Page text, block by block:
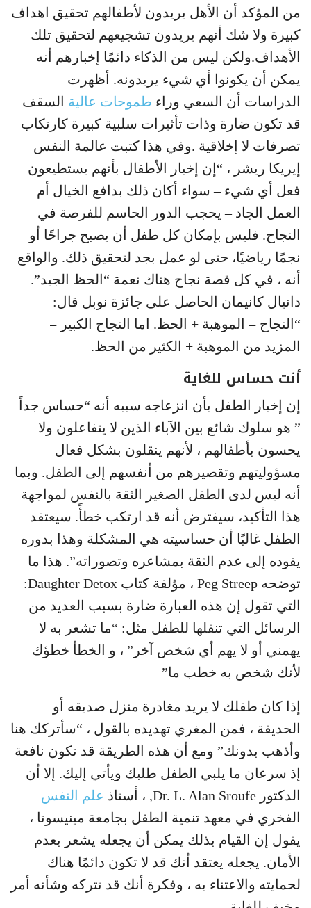
من المؤكد أن الأهل يريدون لأطفالهم تحقيق اهداف
كبيرة ولا شك أنهم يريدون تشجيعهم لتحقيق تلك
الأهداف.ولكن ليس من الذكاء دائمًا إخبارهم أنه
يمكن أن يكونوا أي شيء يريدونه. أظهرت
الدراسات أن السعي وراء طموحات عالية السقف
قد تكون ضارة وذات تأثيرات سلبية كبيرة كارتكاب
تصرفات لا إخلاقية .وفي هذا كتبت عالمة النفس
إيريكا ريشر ، “إن إخبار الأطفال بأنهم يستطيعون
فعل أي شيء – سواء أكان ذلك بدافع الخيال أم
العمل الجاد – يحجب الدور الحاسم للفرصة في
النجاح. فليس بإمكان كل طفل أن يصبح جراحًا أو
نجمًا رياضيًا، حتى لو عمل بجد لتحقيق ذلك. والواقع
أنه ، في كل قصة نجاح هناك نعمة “الحظ الجيد”.
دانيال كانيمان الحاصل على جائزة نوبل قال:
“النجاح = الموهبة + الحظ. اما النجاح الكبير =
المزيد من الموهبة + الكثير من الحظ.
أنت حساس للغاية
إن إخبار الطفل بأن انزعاجه سببه أنه “حساس جداً
” هو سلوك شائع بين الآباء الذين لا يتفاعلون ولا
يحسون بأطفالهم ، لأنهم ينقلون بشكل فعال
مسؤوليتهم وتقصيرهم من أنفسهم إلى الطفل. وبما
أنه ليس لدى الطفل الصغير الثقة بالنفس لمواجهة
هذا التأكيد، سيفترض أنه قد ارتكب خطأً. سيعتقد
الطفل غالبًا أن حساسيته هي المشكلة وهذا بدوره
يقوده إلى عدم الثقة بمشاعره وتصوراته”. هذا ما
توضحه Peg Streep ، مؤلفة كتاب Daughter Detox:
التي تقول إن هذه العبارة ضارة بسبب العديد من
الرسائل التي تنقلها للطفل مثل: “ما تشعر به لا
يهمني أو لا يهم أي شخص آخر” ، و الخطأ خطؤك
لأنك شخص به خطب ما”
إذا كان طفلك لا يريد مغادرة منزل صديقه أو
الحديقة ، فمن المغري تهديده بالقول ، “سأتركك هنا
وأذهب بدونك” ومع أن هذه الطريقة قد تكون نافعة
إذ سرعان ما يلبي الطفل طلبك ويأتي إليك. إلا أن
الدكتور Dr. L. Alan Sroufe, ، أستاذ
علم النفس
الفخري في معهد تنمية الطفل بجامعة مينيسوتا ،
يقول إن القيام بذلك يمكن أن يجعله يشعر بعدم
الأمان. يجعله يعتقد أنك قد لا تكون دائمًا هناك
لحمايته والاعتناء به ، وفكرة أنك قد تتركه وشأنه أمر